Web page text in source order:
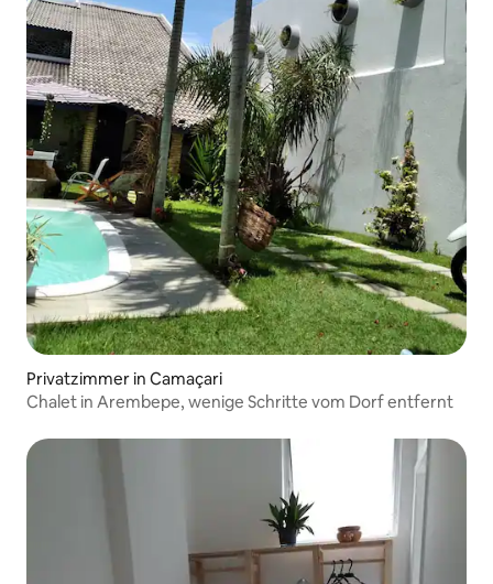
Privatzimmer in Camaçari
Chalet in Arembepe, wenige Schritte vom Dorf entfernt